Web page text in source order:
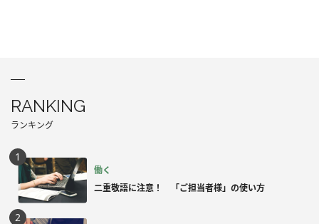
RANKING
ランキング
働く
二重敬語に注意！ 「ご担当者様」の使い方